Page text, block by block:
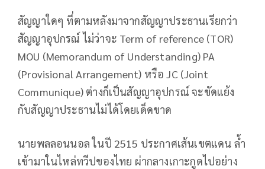
สัญญาใดๆ ที่ตามหลังมาจากสัญญาประธานเรียกว่า
สัญญาอุปกรณ์ ไม่ว่าจะ Term of reference (TOR)
MOU (Memorandum of Understanding) PA
(Provisional Arrangement) หรือ JC (Joint
Communique) ต่างก็เป็นสัญญาอุปกรณ์ จะขัดแย้ง
กับสัญญาประธานไม่ได้โดยเด็ดขาด
นายพลลอนนอล ในปี 2515 ประกาศเส้นเขตแดน ล้ำ
เข้ามาในไหล่ทวีปของไทย ผ่ากลางเกาะกูดไปอย่าง